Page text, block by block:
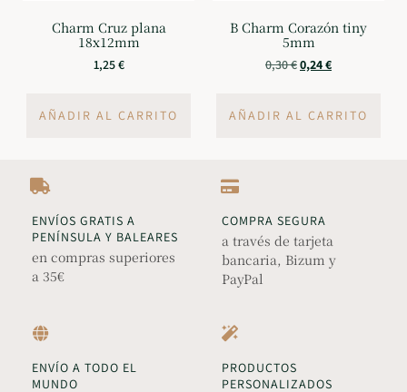
Charm Cruz plana
18x12mm
1,25€
AÑADIR AL CARRITO
B Charm Corazón tiny
5mm
0,30€0,24€
AÑADIR AL CARRITO
ENVÍOS GRATIS A
PENÍNSULA Y BALEARES
en compras superiores
a 35€
COMPRA SEGURA
a través de tarjeta
bancaria, Bizum y
PayPal
ENVÍO A TODO EL
MUNDO
PRODUCTOS
PERSONALIZADOS